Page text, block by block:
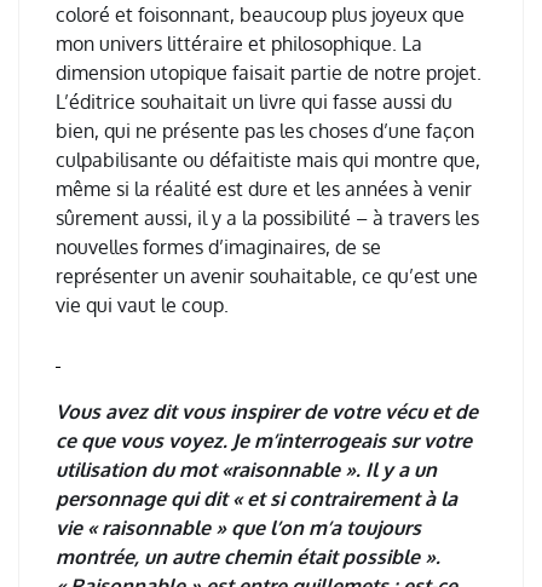
coloré et foisonnant, beaucoup plus joyeux que
mon univers littéraire et philosophique. La
dimension utopique faisait partie de notre projet.
L’éditrice souhaitait un livre qui fasse aussi du
bien, qui ne présente pas les choses d’une façon
culpabilisante ou défaitiste mais qui montre que,
même si la réalité est dure et les années à venir
sûrement aussi, il y a la possibilité – à travers les
nouvelles formes d’imaginaires, de se
représenter un avenir souhaitable, ce qu’est une
vie qui vaut le coup.
Vous avez dit vous inspirer de votre vécu et de
ce que vous voyez. Je m’interrogeais sur votre
utilisation du mot «raisonnable ». Il y a un
personnage qui dit « et si contrairement à la
vie « raisonnable » que l’on m’a toujours
montrée, un autre chemin était possible ».